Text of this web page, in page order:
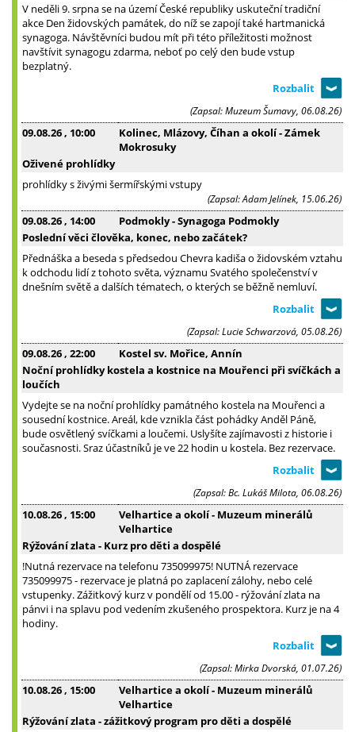
V neděli 9. srpna se na území České republiky uskuteční tradiční
akce Den židovských památek, do níž se zapojí také hartmanická
synagoga. Návštěvníci budou mít při této příležitosti možnost
navštívit synagogu zdarma, neboť po celý den bude vstup
bezplatný.
(Zapsal: Muzeum Šumavy, 06.08.26)
09.08.26 , 10:00
Kolinec, Mlázovy, Číhan a okolí - Zámek
Mokrosuky
Oživené prohlídky
prohlídky s živými šermířskými vstupy
(Zapsal: Adam Jelínek, 15.06.26)
09.08.26 , 14:00
Podmokly - Synagoga Podmokly
Poslední věci člověka, konec, nebo začátek?
Přednáška a beseda s předsedou Chevra kadiša o židovském vztahu
k odchodu lidí z tohoto světa, významu Svatého společenství v
dnešním světě a dalších tématech, o kterých se běžně nemluví.
(Zapsal: Lucie Schwarzová, 05.08.26)
09.08.26 , 22:00
Kostel sv. Mořice, Annín
Noční prohlídky kostela a kostnice na Mouřenci při svíčkách a
loučích
Vydejte se na noční prohlídky památného kostela na Mouřenci a
sousední kostnice. Areál, kde vznikla část pohádky Anděl Páně,
bude osvětlený svíčkami a loučemi. Uslyšíte zajímavosti z historie i
současnosti. Sraz účastníků je ve 22 hodin u kostela. Bez rezervace.
(Zapsal: Bc. Lukáš Milota, 06.08.26)
10.08.26 , 15:00
Velhartice a okolí - Muzeum minerálů
Velhartice
Rýžování zlata - Kurz pro děti a dospělé
!Nutná rezervace na telefonu 735099975! NUTNÁ rezervace
735099975 - rezervace je platná po zaplacení zálohy, nebo celé
vstupenky. Zážitkový kurz v pondělí od 15.00 - rýžování zlata na
pánvi i na splavu pod vedením zkušeného prospektora. Kurz je na 4
hodiny.
(Zapsal: Mirka Dvorská, 01.07.26)
10.08.26 , 15:00
Velhartice a okolí - Muzeum minerálů
Velhartice
Rýžování zlata - zážitkový program pro děti a dospělé